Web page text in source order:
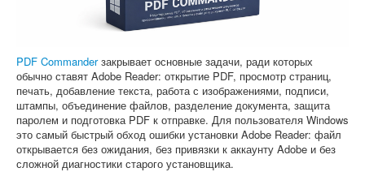
PDF Commanderзакрывает основные задачи, ради которых
обычно ставят Adobe Reader: открытие PDF, просмотр страниц,
печать, добавление текста, работа с изображениями, подписи,
штампы, объединение файлов, разделение документа, защита
паролем и подготовка PDF к отправке. Для пользователя Windows
это самый быстрый обход ошибки установки Adobe Reader: файл
открывается без ожидания, без привязки к аккаунту Adobe и без
сложной диагностики старого установщика.